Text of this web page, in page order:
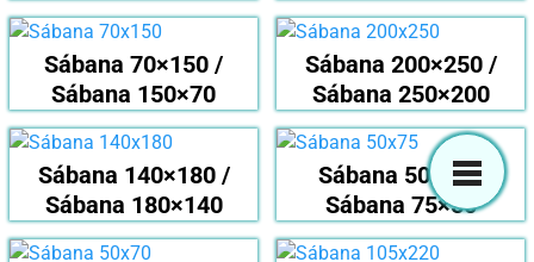
Sábana 70×150 /
Sábana 150×70
Sábana 200×250 /
Sábana 250×200
Sábana 140×180 /
Sábana 180×140
Sábana 50×75 /
Sábana 75×50